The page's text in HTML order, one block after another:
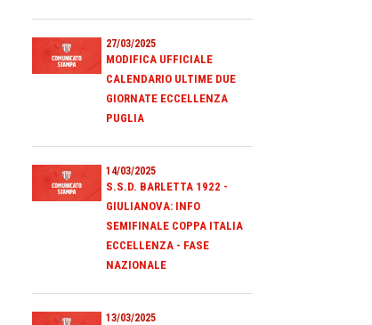
27/03/2025
MODIFICA UFFICIALE
CALENDARIO ULTIME DUE
GIORNATE ECCELLENZA
PUGLIA
14/03/2025
S.S.D. BARLETTA 1922 -
GIULIANOVA: INFO
SEMIFINALE COPPA ITALIA
ECCELLENZA - FASE
NAZIONALE
13/03/2025